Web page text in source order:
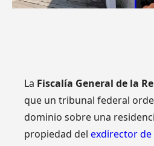
La Fiscalía General de la
que un tribunal federal
dominio sobre una
propiedad delexdirector de